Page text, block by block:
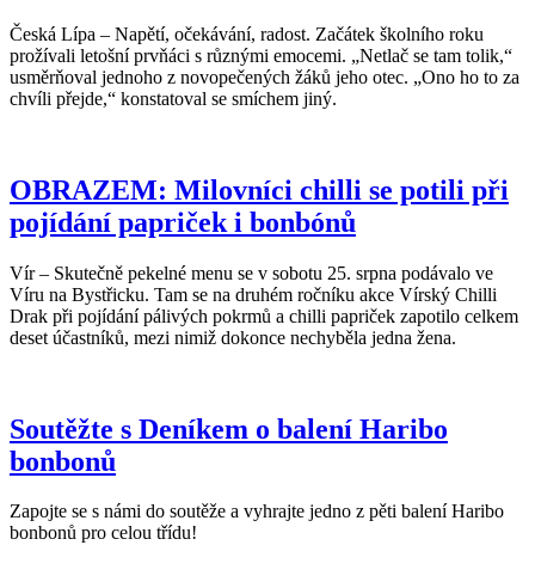
Česká Lípa – Napětí, očekávání, radost. Začátek školního roku
prožívali letošní prvňáci s různými emocemi. „Netlač se tam tolik,“
usměrňoval jednoho z novopečených žáků jeho otec. „Ono ho to za
chvíli přejde,“ konstatoval se smíchem jiný.
OBRAZEM: Milovníci chilli se potili při
pojídání papriček i bonbónů
Vír – Skutečně pekelné menu se v sobotu 25. srpna podávalo ve
Víru na Bystřicku. Tam se na druhém ročníku akce Vírský Chilli
Drak při pojídání pálivých pokrmů a chilli papriček zapotilo celkem
deset účastníků, mezi nimiž dokonce nechyběla jedna žena.
Soutěžte s Deníkem o balení Haribo
bonbonů
Zapojte se s námi do soutěže a vyhrajte jedno z pěti balení Haribo
bonbonů pro celou třídu!